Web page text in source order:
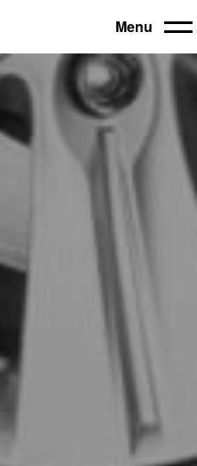
プ
覧
工作機械
ム
もお気軽に
Menu